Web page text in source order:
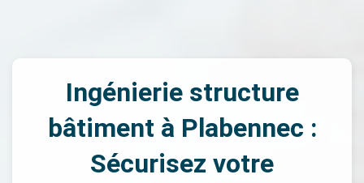
Ingénierie structure
bâtiment à Plabennec :
Sécurisez votre